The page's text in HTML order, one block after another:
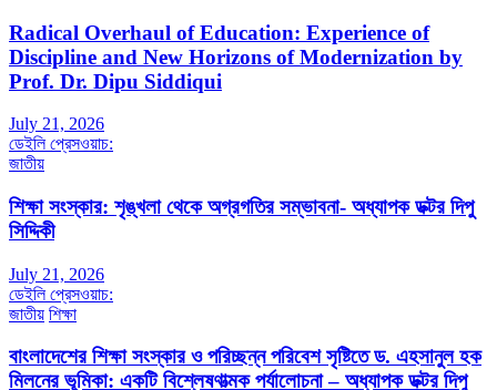
Radical Overhaul of Education: Experience of
Discipline and New Horizons of Modernization by
Prof. Dr. Dipu Siddiqui
July 21, 2026
ডেইলি প্রেসওয়াচ:
জাতীয়
শিক্ষা সংস্কার: শৃঙ্খলা থেকে অগ্রগতির সম্ভাবনা- অধ্যাপক ডক্টর দিপু
সিদ্দিকী
July 21, 2026
ডেইলি প্রেসওয়াচ:
জাতীয় শিক্ষা
বাংলাদেশের শিক্ষা সংস্কার ও পরিচ্ছন্ন পরিবেশ সৃষ্টিতে ড. এহসানুল হক
মিলনের ভূমিকা: একটি বিশ্লেষণাত্মক পর্যালোচনা – অধ্যাপক ডক্টর দিপু